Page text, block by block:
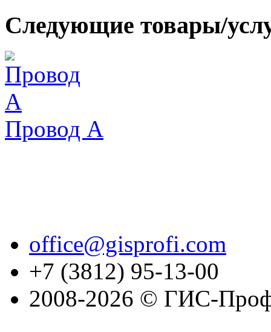
Следующие товары/
Провод А
office@gisprofi.com
+7 (3812) 95-13-00
2008-2026 © ГИС-